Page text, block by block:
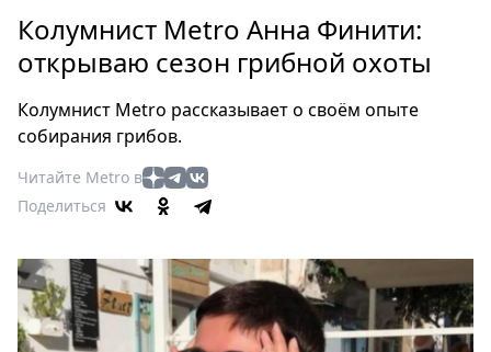
Россия
Мир
Еда
Туризм
Мода
Театр
Афиша
Книги
Выставки
Колумнист Metro Анна Финити:
открываю сезон грибной охоты
Колумнист Metro рассказывает о своём опыте
собирания грибов.
Читайте Metro в
Поделиться